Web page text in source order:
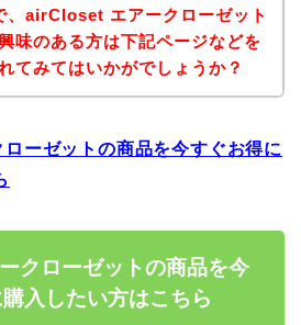
、airCloset エアークローゼット
味のある方は下記ページなどを
てみてはいかがでしょうか？
ーゼットの商品を今すぐお得に
クローゼットの商品を今
入したい方はこちら